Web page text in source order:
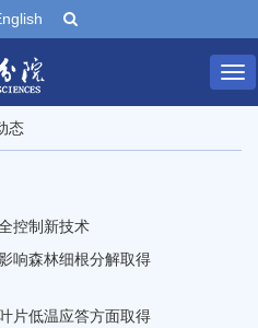
态
控制新技术
响森林细根分解取得
片低温应答方面取得